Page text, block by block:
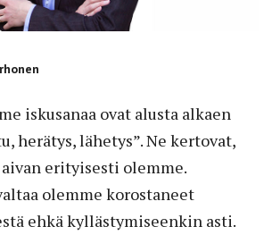
iskusanaa ovat alusta alkaen
herätys, lähetys”. Ne kertovat,
erityisesti olemme.
olemme korostaneet
ehkä kyllästymiseenkin asti.